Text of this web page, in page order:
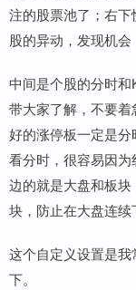
注的股票池了；右
股的异动，发现机会
中间是个股的分时
带大家了解，不要
好的涨停板一定是
看分时，很容易因
边的就是大盘和板
块，防止在大盘连续
这个自定义设置是
下。